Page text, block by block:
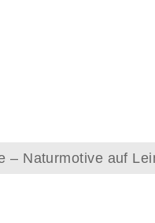
– Naturmotive auf